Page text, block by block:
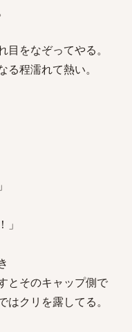
目をなぞってやる。
る程濡れて熱い。
」
とそのキャップ側で
クリを露してる。